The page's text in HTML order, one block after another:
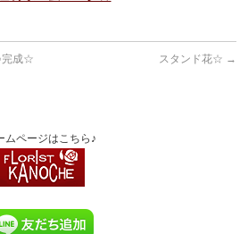
完成☆ スタンド花☆ →
ムページはこちら♪